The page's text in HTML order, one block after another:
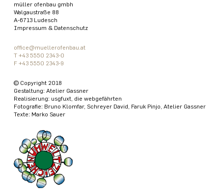
müller ofenbau gmbh
Walgaustraße 88
A-6713 Ludesch
Impressum & Datenschutz
office@muellerofenbau.at
T +43 5550 2343-0
F +43 5550 2343-9
© Copyright 2018
Gestaltung: Atelier Gassner
Realisierung: usgfuxt, die webgefährten
Fotografie: Bruno Klomfar, Schreyer David, Faruk Pinjo, Atelier Gassner
Texte: Marko Sauer